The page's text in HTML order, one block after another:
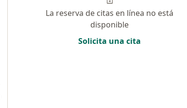
La reserva de citas en línea no está
disponible
Solicita una cita